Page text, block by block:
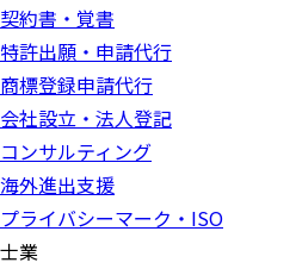
契約書・覚書
特許出願・申請代行
商標登録申請代行
会社設立・法人登記
コンサルティング
海外進出支援
プライバシーマーク・ISO
士業